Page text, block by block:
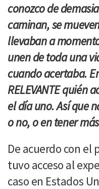
conozco de
caminan, se
llevaban a
unen de toda una
cuando acertaba.
RELEVANTE quién
el día uno. Así que
o no, o en tener
De acuerdo con el
tuvo acceso al
caso en Estados